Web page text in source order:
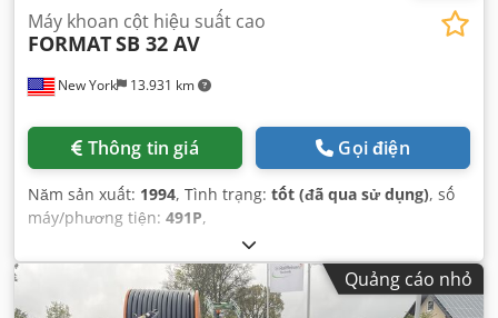
New York 13.931 km
Máy khoan cột hiệu suất cao
FORMATSB 32 AV
Thông tin giá Gọi điện
Năm sản xuất: 1994, Tình trạng: tốt (đã qua sử dụng), số
máy/phương tiện: 491P,
Quảng cáo nhỏ